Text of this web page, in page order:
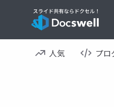
人気 プ